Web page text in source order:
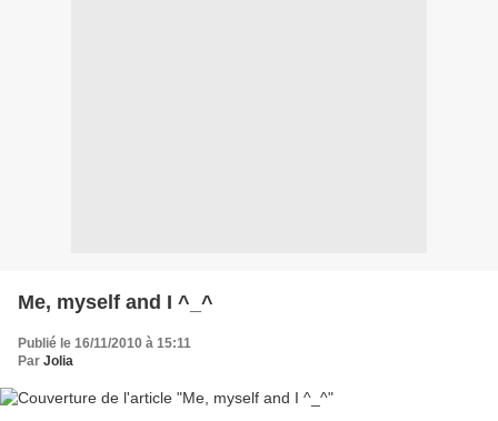
Me, myself and I ^_^
Publié le 16/11/2010 à 15:11
Par Jolia